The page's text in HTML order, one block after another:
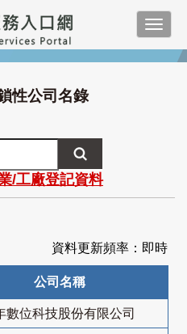
性公司名錄
/工廠登記資料
資料更新頻率：即時
公司名稱
數位科技股份有限公司